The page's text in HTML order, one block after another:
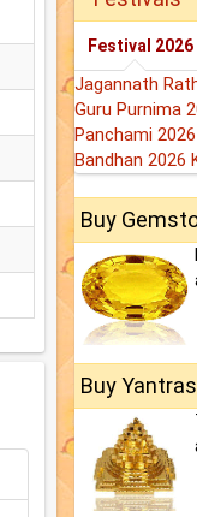
Festival 2026
Jagannath
Guru Purnima
Panchami 2026
Bandhan 2026
Buy
Buy Yantras